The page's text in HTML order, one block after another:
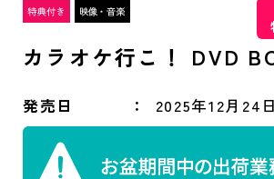
カラオケ行こ！ DVD
発売日 2025年12月24